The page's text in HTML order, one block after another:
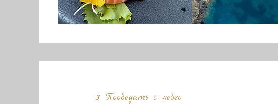
3. Пообедать с небес